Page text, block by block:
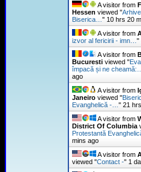
A visitor from
Hessen viewed "
Biserica… " 10 hrs 20
A visitor from
izvor al fericirii - imn… "
A visitor from
Bucurestiviewed "
împacă și ne cheamă:…
ago
A visitor from
Janeiroviewed "
Evanghelică -… " 21
A visitor from
District Of Columbia
Protestantă
mins ago
A visitor from
viewed "Contact -" 1